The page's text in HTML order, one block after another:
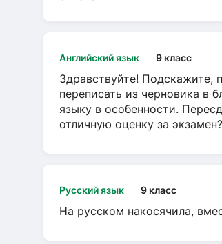
Английский язык 9 класс
Здравствуйте! Подскажите,
переписать из черновика в
языку в особенности.
отличную оценку за
Русский язык 9 класс
На русском накосячила,